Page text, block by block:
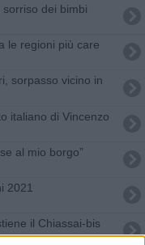
dei bimbi
le regioni più care
sorpasso vicino in
italiano di Vincenzo
al mio borgo”
2021
il Chiassai-bis